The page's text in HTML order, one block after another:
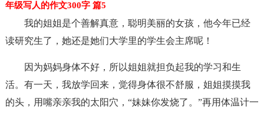
年级写人的作文300字 篇5
我的姐姐是个善解真意，聪明美丽的女孩，他今年已经
读研究生了，她还是她们大学里的学生会主席呢！
因为妈妈身体不好，所以姐姐就担负起我的学习和生
活。有一天，我放学回来，觉得身体很不舒服，姐姐摸摸我
的头，用嘴亲亲我的太阳穴，“妹妹你发烧了。”再用体温计一